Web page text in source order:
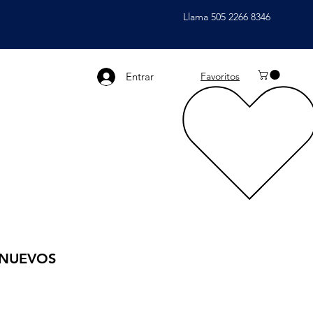
Llama 505 2266 8346
Entrar Favoritos